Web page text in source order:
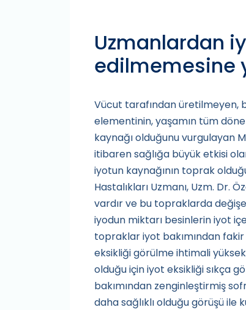
Uzmanlardan
edilmemesine
Vücut tarafından üretilmeyen,
elementinin, yaşamın tüm
kaynağı olduğunu vurgulayan
itibaren sağlığa büyük etkisi
iyotun kaynağının toprak
Hastalıkları Uzmanı, Uzm. Dr.
vardır ve bu topraklarda
iyodun miktarı besinlerin iyot
topraklar iyot bakımından
eksikliği görülme ihtimali
olduğu için iyot eksikliği sıkça
bakımından zenginleştirmiş
daha sağlıklı olduğu görüşü ile